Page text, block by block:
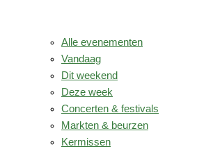
Alle evenementen
Vandaag
Dit weekend
Deze week
Concerten & festivals
Markten & beurzen
Kermissen